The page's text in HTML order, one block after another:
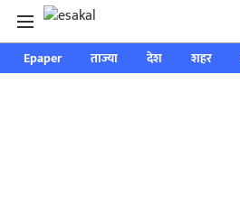
Epaper ताज्या देश शहर